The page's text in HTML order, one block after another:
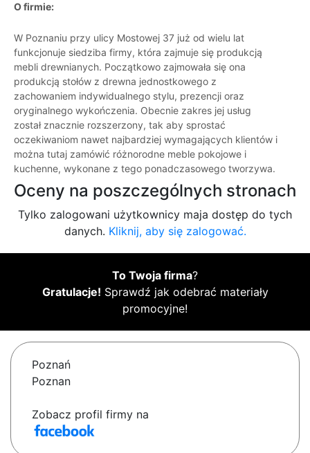
O firmie:
W Poznaniu przy ulicy Mostowej 37 już od wielu lat
funkcjonuje siedziba firmy, która zajmuje się produkcją
mebli drewnianych. Początkowo zajmowała się ona
produkcją stołów z drewna jednostkowego z
zachowaniem indywidualnego stylu, prezencji oraz
oryginalnego wykończenia. Obecnie zakres jej usług
został znacznie rozszerzony, tak aby sprostać
oczekiwaniom nawet najbardziej wymagających klientów i
można tutaj zamówić różnorodne meble pokojowe i
kuchenne, wykonane z tego ponadczasowego tworzywa.
Oceny na poszczególnych stronach
Tylko zalogowani użytkownicy maja dostęp do tych
danych. Kliknij, aby się zalogować.
To Twoja firma?
Gratulacje! Sprawdź jak odebrać materiały
promocyjne!
Poznań
Poznan
Zobacz profil firmy na